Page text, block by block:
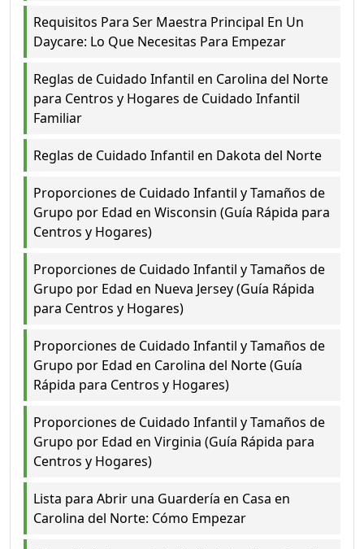
Requisitos Para Ser Maestra Principal En Un
Daycare: Lo Que Necesitas Para Empezar
Reglas de Cuidado Infantil en Carolina del Norte
para Centros y Hogares de Cuidado Infantil
Familiar
Reglas de Cuidado Infantil en Dakota del Norte
Proporciones de Cuidado Infantil y Tamaños de
Grupo por Edad en Wisconsin (Guía Rápida para
Centros y Hogares)
Proporciones de Cuidado Infantil y Tamaños de
Grupo por Edad en Nueva Jersey (Guía Rápida
para Centros y Hogares)
Proporciones de Cuidado Infantil y Tamaños de
Grupo por Edad en Carolina del Norte (Guía
Rápida para Centros y Hogares)
Proporciones de Cuidado Infantil y Tamaños de
Grupo por Edad en Virginia (Guía Rápida para
Centros y Hogares)
Lista para Abrir una Guardería en Casa en
Carolina del Norte: Cómo Empezar